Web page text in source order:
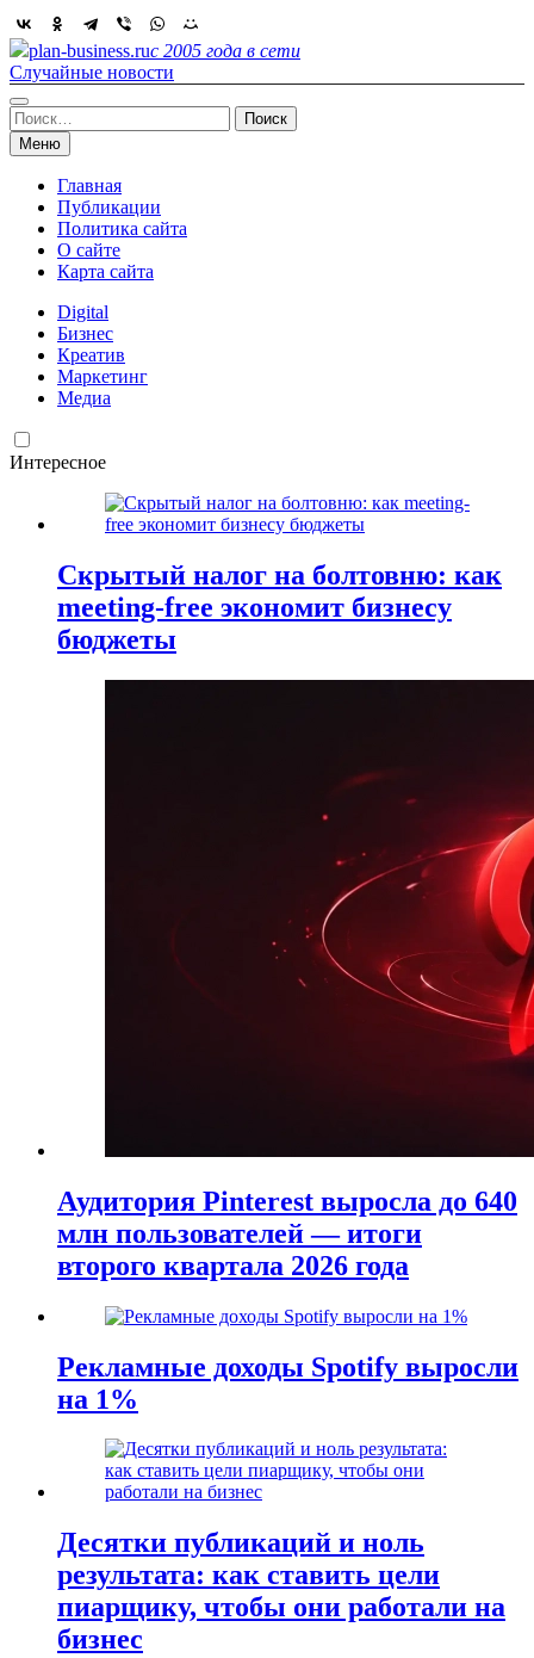
Skip
to
content
plan-business.ruс 2005 года в сети
Случайные новости
Найти:
Меню
Главная
Публикации
Политика сайта
О сайте
Карта сайта
Digital
Бизнес
Креатив
Маркетинг
Медиа
Интересное
Скрытый налог на болтовню: как
meeting-free экономит бизнесу
бюджеты
Аудитория Pinterest выросла до 640
млн пользователей — итоги
второго квартала 2026 года
Рекламные доходы Spotify выросли
на 1%
Десятки публикаций и ноль
результата: как ставить цели
пиарщику, чтобы они работали на
бизнес